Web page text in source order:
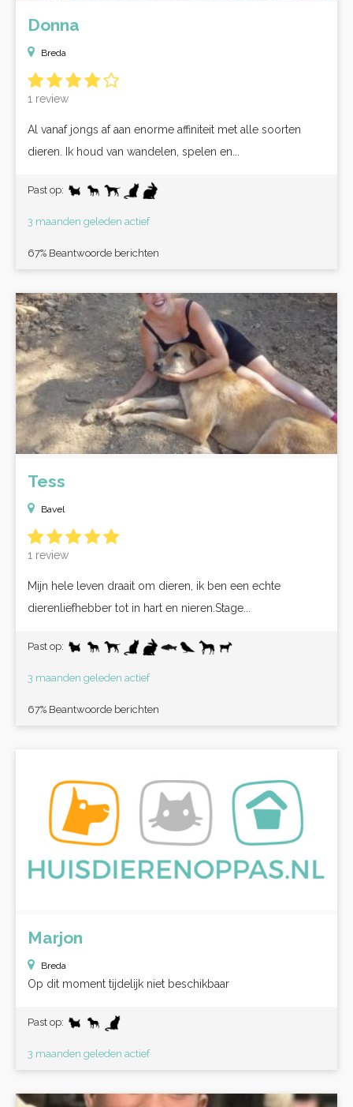
Donna
Breda
1 review
Al vanaf jongs af aan enorme affiniteit met alle soorten
dieren. Ik houd van wandelen, spelen en...
Past op:
3 maanden geleden actief
67% Beantwoorde berichten
Tess
Bavel
1 review
Mijn hele leven draait om dieren, ik ben een echte
dierenliefhebber tot in hart en nieren.Stage...
Past op:
3 maanden geleden actief
67% Beantwoorde berichten
Marjon
Breda
Op dit moment tijdelijk niet beschikbaar
Past op:
3 maanden geleden actief